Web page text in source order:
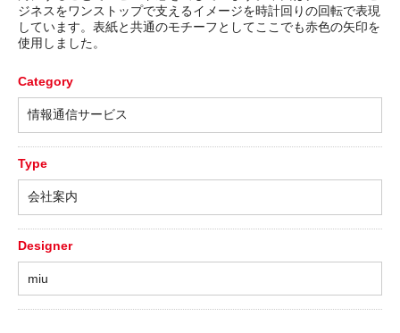
ジネスをワンストップで支えるイメージを時計回りの回転で表現
しています。表紙と共通のモチーフとしてここでも赤色の矢印を
使用しました。
Category
情報通信サービス
Type
会社案内
Designer
miu